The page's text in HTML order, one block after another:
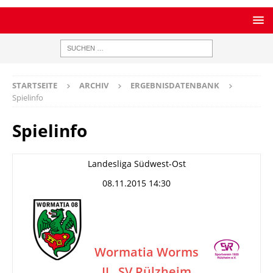
STARTSEITE ARCHIV
ERGEBNISDATENBANK
Spielinfo
Spielinfo
Landesliga Südwest-Ost
08.11.2015 14:30
Wormatia Worms